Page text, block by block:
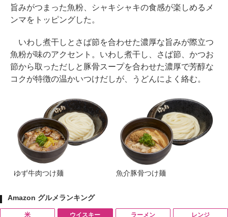
旨みがつまった魚粉、シャキシャキの食感が楽しめるメ
ンマをトッピングした。
いわし煮干しとさば節を合わせた濃厚な旨みが際立つ
魚粉が味のアクセント。いわし煮干し、さば節、かつお
節から取っただしと豚骨スープを合わせた濃厚で芳醇な
コクが特徴の温かいつけだしが、うどんによく絡む。
ゆず牛肉つけ麺 魚介豚骨つけ麺
Amazon グルメランキング
米 ウイスキー ラーメン レンジ